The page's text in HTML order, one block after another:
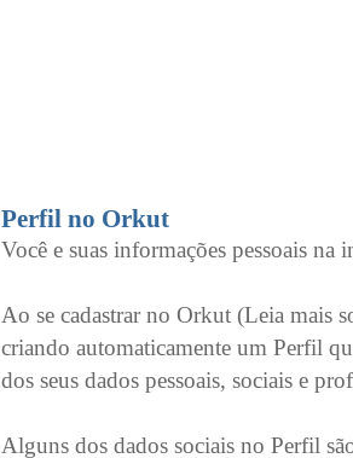
Perfil no Orkut
Você e suas informações pessoais na
Ao se cadastrar no Orkut (Leia mais
criando automaticamente um Perfil
dos seus dados pessoais, sociais e
Alguns dos dados sociais no Perfil